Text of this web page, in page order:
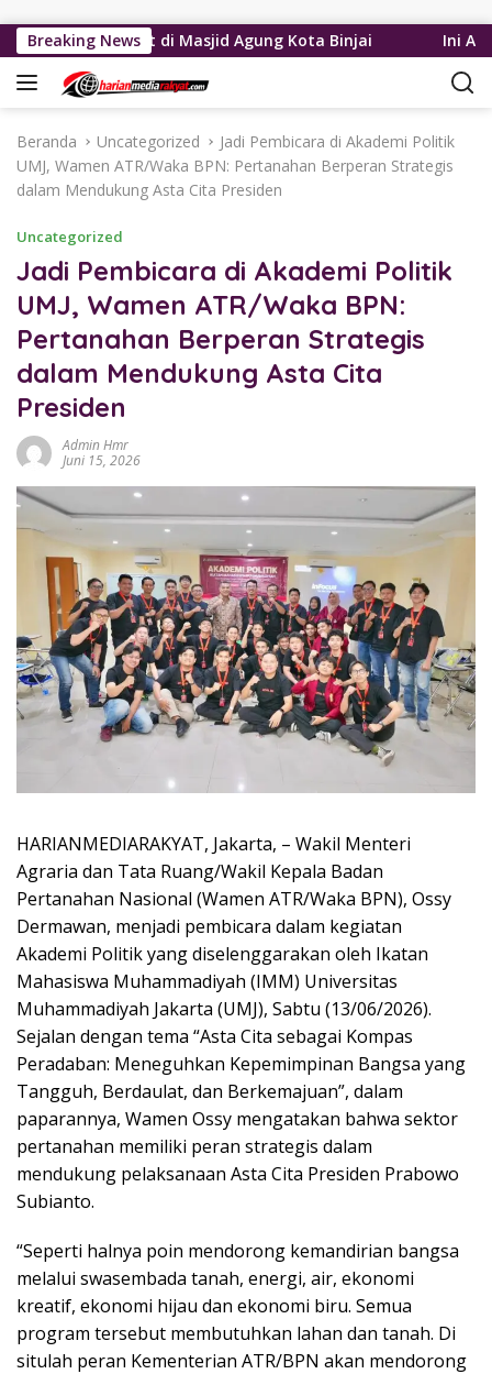
Breaking Newsdi Masjid Agung Kota Binjai Ini Alasan
Beranda Uncategorized
Jadi Pembicara di Akademi Politik
UMJ, Wamen ATR/Waka BPN: Pertanahan Berperan Strategis
dalam Mendukung Asta Cita Presiden
Uncategorized
Jadi Pembicara di Akademi Politik
UMJ, Wamen ATR/Waka BPN:
Pertanahan Berperan Strategis
dalam Mendukung Asta Cita
Presiden
Admin Hmr
Juni 15, 2026
HARIANMEDIARAKYAT, Jakarta, – Wakil Menteri
Agraria dan Tata Ruang/Wakil Kepala Badan
Pertanahan Nasional (Wamen ATR/Waka BPN), Ossy
Dermawan, menjadi pembicara dalam kegiatan
Akademi Politik yang diselenggarakan oleh Ikatan
Mahasiswa Muhammadiyah (IMM) Universitas
Muhammadiyah Jakarta (UMJ), Sabtu (13/06/2026).
Sejalan dengan tema “Asta Cita sebagai Kompas
Peradaban: Meneguhkan Kepemimpinan Bangsa yang
Tangguh, Berdaulat, dan Berkemajuan”, dalam
paparannya, Wamen Ossy mengatakan bahwa sektor
pertanahan memiliki peran strategis dalam
mendukung pelaksanaan Asta Cita Presiden Prabowo
Subianto.
“Seperti halnya poin mendorong kemandirian bangsa
melalui swasembada tanah, energi, air, ekonomi
kreatif, ekonomi hijau dan ekonomi biru. Semua
program tersebut membutuhkan lahan dan tanah. Di
situlah peran Kementerian ATR/BPN akan mendorong